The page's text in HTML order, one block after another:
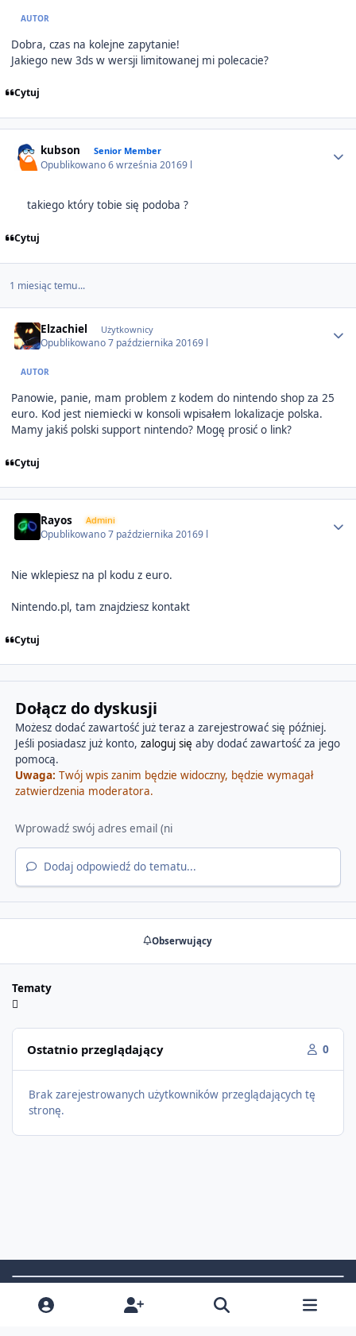
AUTOR
Dobra, czas na kolejne zapytanie!
Jakiego new 3ds w wersji limitowanej mi polecacie?
Cytuj
kubson Senior Member
Opublikowano6 września 20169 l
takiego który tobie się podoba ?
Cytuj
1 miesiąc temu...
Elzachiel Użytkownicy
Opublikowano7 października 20169 l
AUTOR
Panowie, panie, mam problem z kodem do nintendo shop za 25
euro. Kod jest niemiecki w konsoli wpisałem lokalizacje polska.
Mamy jakiś polski support nintendo? Mogę prosić o link?
Cytuj
Rayos Admini
Opublikowano7 października 20169 l
Nie wklepiesz na pl kodu z euro.
Nintendo.pl, tam znajdziesz kontakt
Cytuj
Dołącz do dyskusji
Możesz dodać zawartość już teraz a zarejestrować się później.
Jeśli posiadasz już konto, zaloguj się aby dodać zawartość za jego
pomocą.
Uwaga: Twój wpis zanim będzie widoczny, będzie wymagał
zatwierdzenia moderatora.
Dodaj odpowiedź do tematu...
Obserwujący
Tematy
Ostatnio przeglądający 0
Brak zarejestrowanych użytkowników przeglądających tę
stronę.
Light ModeDark ModeSystem Preference
t